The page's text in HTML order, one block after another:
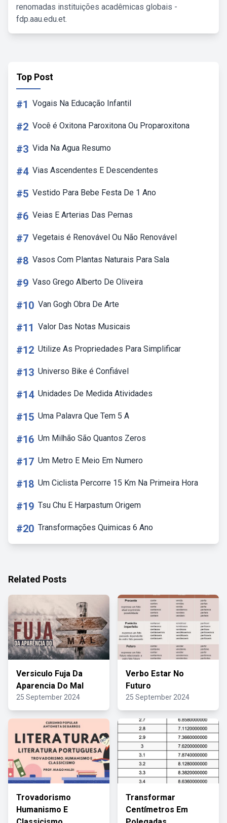
renomadas instituições acadêmicas globais -
fdp.aau.edu.et.
Top Post
#1 Vogais Na Educação Infantil
#2 Você é Oxitona Paroxitona Ou Proparoxitona
#3 Vida Na Agua Resumo
#4 Vias Ascendentes E Descendentes
#5 Vestido Para Bebe Festa De 1 Ano
#6 Veias E Arterias Das Pernas
#7 Vegetais é Renovável Ou Não Renovável
#8 Vasos Com Plantas Naturais Para Sala
#9 Vaso Grego Alberto De Oliveira
#10 Van Gogh Obra De Arte
#11 Valor Das Notas Musicais
#12 Utilize As Propriedades Para Simplificar
#13 Universo Bike é Confiável
#14 Unidades De Medida Atividades
#15 Uma Palavra Que Tem 5 A
#16 Um Milhão São Quantos Zeros
#17 Um Metro E Meio Em Numero
#18 Um Ciclista Percorre 15 Km Na Primeira Hora
#19 Tsu Chu E Harpastum Origem
#20 Transformações Quimicas 6 Ano
Related Posts
Versiculo Fuja Da
Aparencia Do Mal
25 September 2024
Verbo Estar No
Futuro
25 September 2024
Trovadorismo
Humanismo E
Transformar
Centímetros Em